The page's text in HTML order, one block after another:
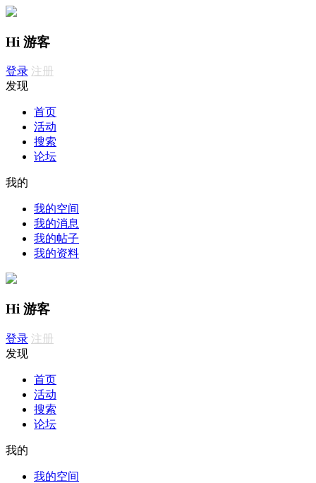
Hi 游客
登录 注册
发现
首页
活动
搜索
论坛
我的
我的空间
我的消息
我的帖子
我的资料
Hi 游客
登录 注册
发现
首页
活动
搜索
论坛
我的
我的空间